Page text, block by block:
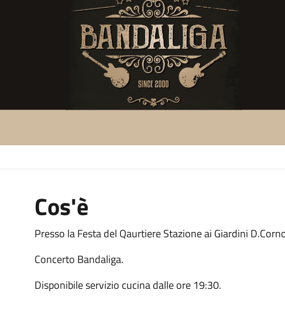
Cos'è
Presso la Festa del Qaurtiere Stazione ai Giardini
Concerto Bandaliga.
Disponibile servizio cucina dalle ore 19:30.